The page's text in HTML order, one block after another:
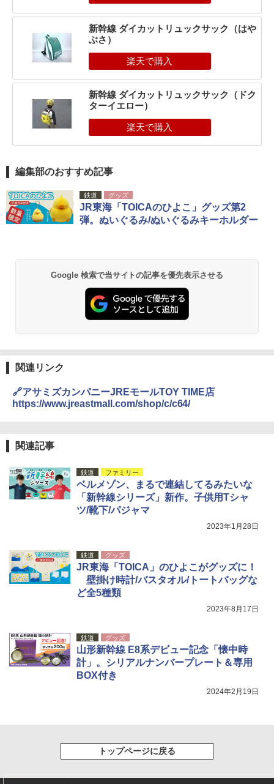
新幹線 ダイカットリュックサック（はや
ぶさ）
新幹線 ダイカットリュックサック（ドク
ターイエロー）
編集部のおすすめ記事
鉄道 グッズ
JR東海「TOICAのひよこ」グッズ第2
弾。ぬいぐるみ/ぬいぐるみキーホルダー
Google 検索で当サイトの記事を優先表示させる
関連リンク
🔗アサミズカンパニーJREモールTOY TIME店
https://www.jreastmall.com/shop/c/c64/
関連記事
鉄道 ファミリー
ベルメゾン、まるで連結してるみたいな
「新幹線シリーズ」新作。子供用Tシャ
ツ/靴下/パジャマ
2023年1月28日
鉄道 グッズ
JR東海「TOICA」のひよこがグッズに！
壁掛け時計/バスタオル/トートバッグな
ど全5種類
2023年8月17日
鉄道 グッズ
山形新幹線 E8系デビュー記念「懐中時
計」。シリアルナンバープレート＆専用
BOX付き
2024年2月19日
トップページに戻る